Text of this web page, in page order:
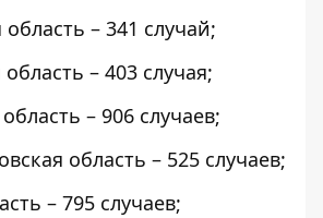
– 341 случай;
– 403 случая;
– 906 случаев;
область – 525 случаев;
– 795 случаев;